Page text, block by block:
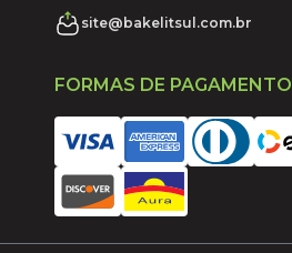
site@bakelitsul.com.br
FORMAS DE PAGAMENTO